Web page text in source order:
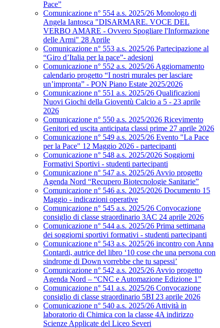
Pace”
Comunicazione n° 554 a.s. 2025/26 Monologo di
Angela Iantosca "DISARMARE. VOCE DEL
VERBO AMARE - Ovvero Spogliare l'Informazione
delle Armi" 28 Aprile
Comunicazione n° 553 a.s. 2025/26 Partecipazione al
“Giro d’Italia per la pace”- adesioni
Comunicazione n° 552 a.s. 2025/26 Aggiornamento
calendario progetto “I nostri murales per lasciare
un’impronta” - PON Piano Estate 2025/2026
Comunicazione n° 551 a.s. 2025/26 Qualificazioni
Nuovi Giochi della Gioventù Calcio a 5 - 23 aprile
2026
Comunicazione n° 550 a.s. 2025/2026 Ricevimento
Genitori ed uscita anticipata classi prime 27 aprile 2026
Comunicazione n° 549 a.s. 2025/26 Evento "La Pace
per la Pace" 12 Maggio 2026 - partecipanti
Comunicazione n° 548 a.s. 2025/2026 Soggiorni
Formativi Sportivi - studenti partecipanti
Comunicazione n° 547 a.s. 2025/26 Avvio progetto
Agenda Nord “Recupero Biotecnologie Sanitarie”
Comunicazione n° 546 a.s. 2025/2026 Documento 15
Maggio - indicazioni operative
Comunicazione n° 545 a.s. 2025/26 Convocazione
consiglio di classe straordinario 3AC 24 aprile 2026
Comunicazione n° 544 a.s. 2025/26 Prima settimana
dei soggiorni sportivi formativi - studenti partecipanti
Comunicazione n° 543 a.s. 2025/26 incontro con Anna
Contardi, autrice del libro ‘10 cose che una persona con
sindrome di Down vorrebbe che tu sapessi’
Comunicazione n° 542 a.s. 2025/26 Avvio progetto
Agenda Nord – “CNC e Automazione Edizione 1”
Comunicazione n° 541 a.s. 2025/26 Convocazione
consiglio di classe straordinario 5BI 23 aprile 2026
Comunicazione n° 540 a.s. 2025/26 Attività in
laboratorio di Chimica con la classe 4A indirizzo
Scienze Applicate del Liceo Severi